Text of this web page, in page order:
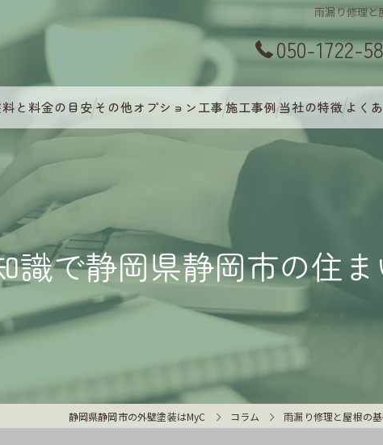
雨漏り修理と
050-1722-
と料金の目安その他オプション工事施工事例当社の特徴
完璧な下地処理
アフターフォロ
よく
識で静岡県静岡市の住
静岡県静岡市の外壁塗装はMyC コラム 雨漏り修理と屋根の